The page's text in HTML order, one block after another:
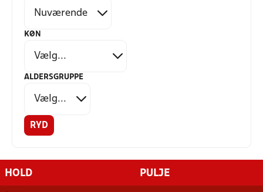
KØN
ALDERSGRUPPE
RYD
HOLD PULJE